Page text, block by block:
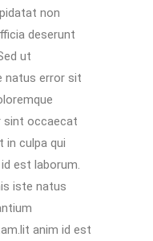
non
deserunt
ut
natus error sit
sint occaecat
in culpa qui
est laborum.
iste natus
anim id est